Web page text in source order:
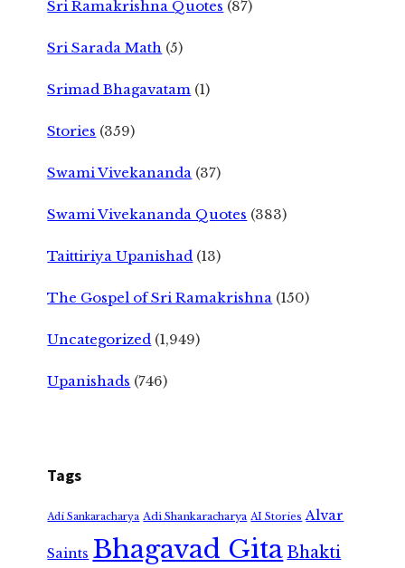
Sri Ramakrishna Quotes (87)
Sri Sarada Math (5)
Srimad Bhagavatam (1)
Stories (359)
Swami Vivekananda (37)
Swami Vivekananda Quotes (383)
Taittiriya Upanishad (13)
The Gospel of Sri Ramakrishna (150)
Uncategorized (1,949)
Upanishads (746)
Tags
Adi Sankaracharya Adi Shankaracharya AI Stories Alvar
Saints Bhagavad GitaBhakti